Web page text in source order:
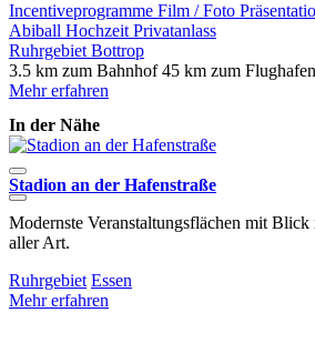
Incentiveprogramme Film / Foto
Abiball Hochzeit Privatanlass
Ruhrgebiet Bottrop
3.5 km zum Bahnhof45 km zum Flughafen
Mehr erfahren
In der Nähe
Stadion an der Hafenstraße
Modernste Veranstaltungsflächen mit
aller Art.
Ruhrgebiet Essen
Mehr erfahren